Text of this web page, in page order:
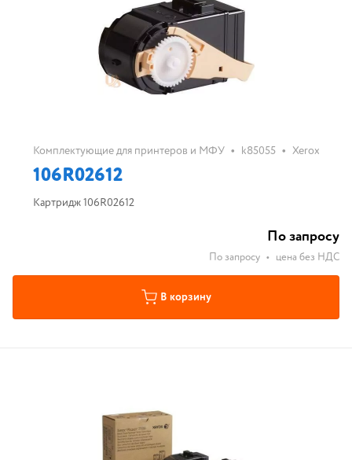
Комплектующие для принтеров и МФУ • k85055 • Xerox
106R02612
Картридж 106R02612
По запросу
По запросу • цена без НДС
В корзину